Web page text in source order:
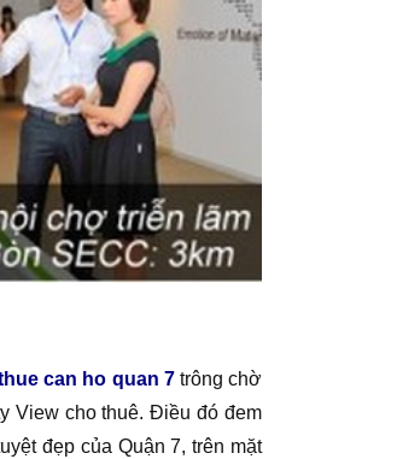
can ho quan 7trông chờ
View cho thuê. Điều đó đem
đẹp của Quận 7, trên mặt